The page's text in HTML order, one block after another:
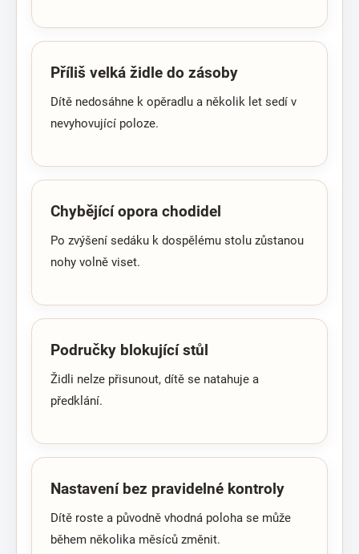
Příliš velká židle do zásoby
Dítě nedosáhne k opěradlu a několik let sedí v
nevyhovující poloze.
Chybějící opora chodidel
Po zvýšení sedáku k dospělému stolu zůstanou
nohy volně viset.
Područky blokující stůl
Židli nelze přisunout, dítě se natahuje a
předklání.
Nastavení bez pravidelné kontroly
Dítě roste a původně vhodná poloha se může
během několika měsíců změnit.